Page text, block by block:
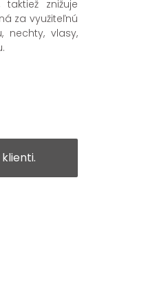
znižuje
za využiteľnú
nechty, vlasy,